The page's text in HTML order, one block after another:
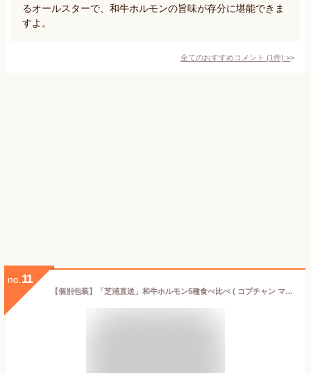
るオールスターで、和牛ホルモンの旨味が存分に堪能できま
すよ。
全てのおすすめコメント (1件) >
no. 11
【個別包装】「芝浦直送」和牛ホルモン5種食べ比べ ( コプチャン マルチョウ シマチョウ 稀少ホルモン2種）味噌ダレがセットでお得